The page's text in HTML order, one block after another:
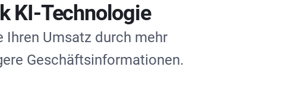
KI-Technologie
Ihren Umsatz durch mehr
Geschäftsinformationen.